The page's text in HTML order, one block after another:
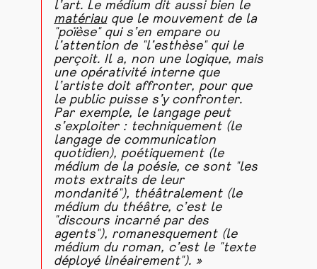
l’art. Le médium dit aussi bien le
matériauque le mouvement de la
"poïèse" qui s’en empare ou
l’attention de "l’esthèse" qui le
perçoit. Il a, non une logique, mais
une opérativité interne que
l’artiste doit affronter, pour que
le public puisse s’y confronter.
Par exemple, le langage peut
s’exploiter : techniquement (le
langage de communication
quotidien), poétiquement (le
médium de la poésie, ce sont "les
mots extraits de leur
mondanité"), théâtralement (le
médium du théâtre, c’est le
"discours incarné par des
agents"), romanesquement (le
médium du roman, c’est le "texte
déployé linéairement"). »